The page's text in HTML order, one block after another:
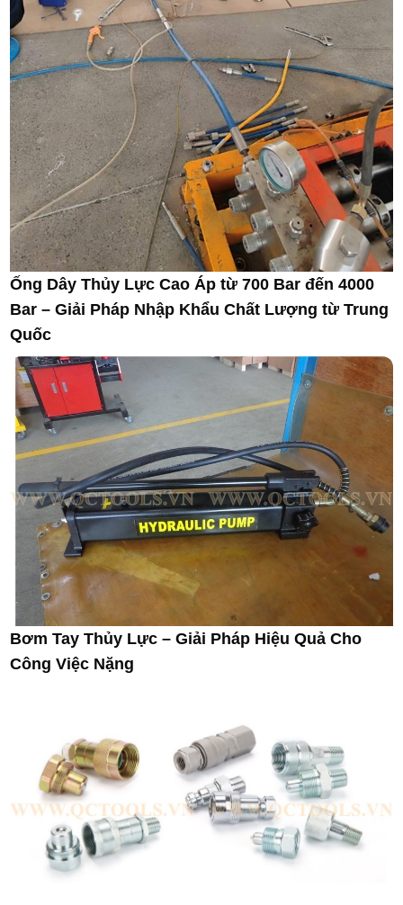
Ống Dây Thủy Lực Cao Áp từ 700 Bar đến 4000
Bar – Giải Pháp Nhập Khẩu Chất Lượng từ Trung
Quốc
Bơm Tay Thủy Lực – Giải Pháp Hiệu Quả Cho
Công Việc Nặng